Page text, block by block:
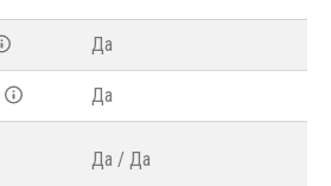
Да
Да
Да / Да